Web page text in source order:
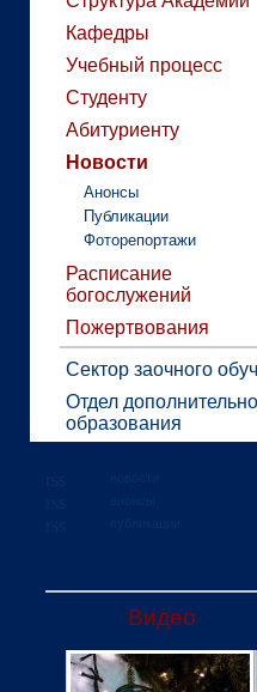
Кафедры
Учебный процесс
Студенту
Абитуриенту
Новости
Анонсы
Публикации
Фоторепортажи
Расписание
богослужений
Пожертвования
Сектор заочного
Отдел
образования
Видео